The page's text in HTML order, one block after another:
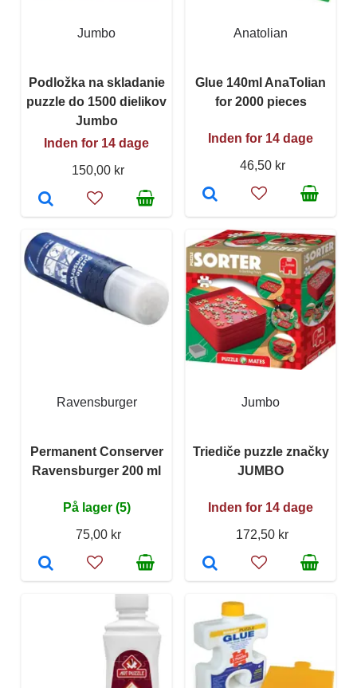
Jumbo
Podložka na skladanie
puzzle do 1500 dielikov
Jumbo
Inden for 14 dage
150,00 kr
Anatolian
Glue 140ml AnaTolian
for 2000 pieces
Inden for 14 dage
46,50 kr
Ravensburger
Permanent Conserver
Ravensburger 200 ml
På lager (5)
75,00 kr
Jumbo
Triediče puzzle značky
JUMBO
Inden for 14 dage
172,50 kr